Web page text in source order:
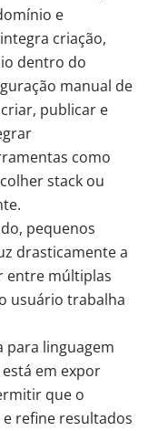
e
criação,
dentro do
manual de
publicar e
como
stack ou
pequenos
drasticamente a
entre múltiplas
usuário trabalha
para linguagem
em expor
que o
refine resultados